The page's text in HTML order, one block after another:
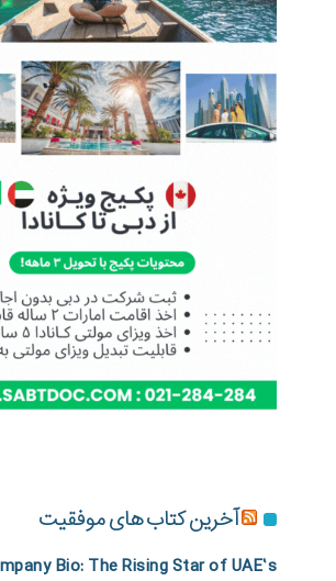
آخرین کتاب های موفقیت
Bio: The Rising Star of UAE’s